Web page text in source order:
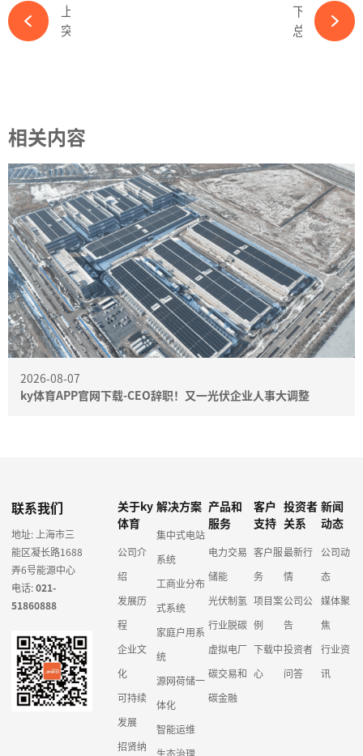
下一篇
总投资120亿！国家能源集团又一2.5GW新能源项目获备案-ky体育APP官网下载
相关内容
2026-08-07
ky体育APP官网下载-CEO辞职！又一光伏企业人事大调整
联系我们
地址: 上海市三
能区凝长路1688
弄6号能源中心
电话:021-
51860888
关于ky
体育
公司介
绍
发展历
程
企业文
化
可持续
发展
招贤纳
解决方案
集中式电站
系统
工商业分布
式系统
家庭户用系
统
源网荷储一
体化
智能运维
生态治理
产品和
服务
电力交易
储能
光伏制氢
行业脱碳
虚拟电厂
碳交易和
碳金融
客户
支持
客户服
务
项目案
例
下载中
心
投资者
关系
最新行
情
公司公
告
投资者
问答
新闻
动态
公司动
态
媒体聚
焦
行业资
讯